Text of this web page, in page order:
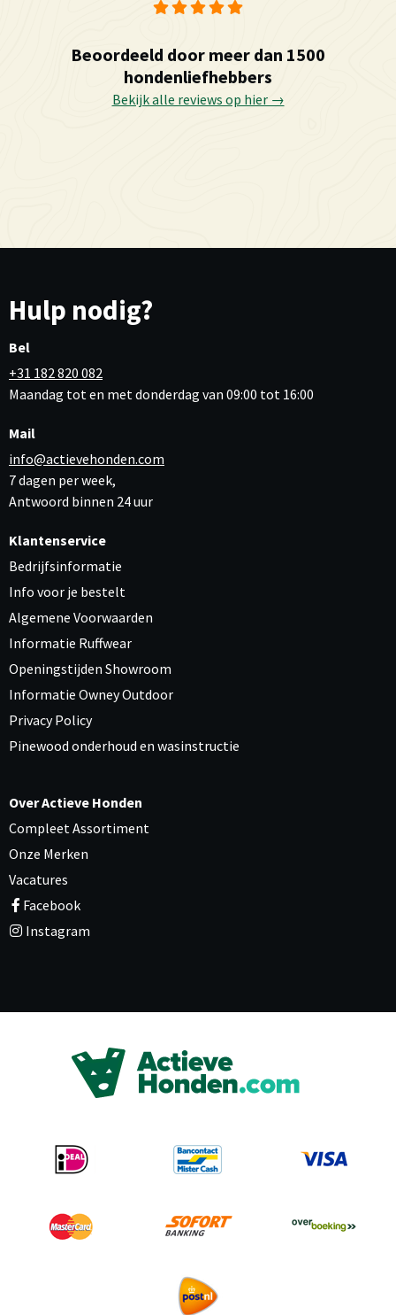
Beoordeeld door meer dan 1500
hondenliefhebbers
Bekijk alle reviews op hier →
Hulp nodig?
Bel
+31 182 820 082
Maandag tot en met donderdag van 09:00 tot 16:00
Mail
info@actievehonden.com
7 dagen per week,
Antwoord binnen 24 uur
Klantenservice
Bedrijfsinformatie
Info voor je bestelt
Algemene Voorwaarden
Informatie Ruffwear
Openingstijden Showroom
Informatie Owney Outdoor
Privacy Policy
Pinewood onderhoud en wasinstructie
Over Actieve Honden
Compleet Assortiment
Onze Merken
Vacatures
Facebook
Instagram